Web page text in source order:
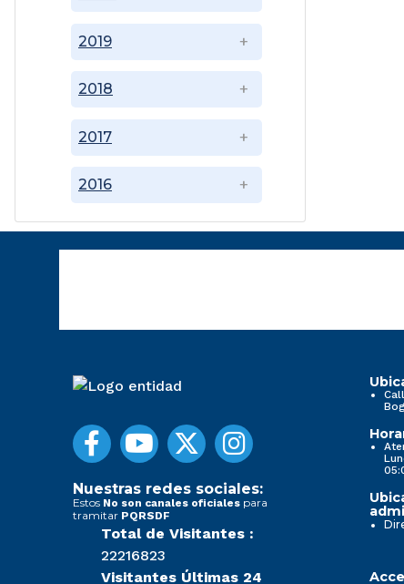
2016
2017
2018
2019
Nuestras redes sociales:
Estos No son canales oficiales para
tramitar PQRSDF
Total de Visitantes :
22216823
Visitantes Últimas 24